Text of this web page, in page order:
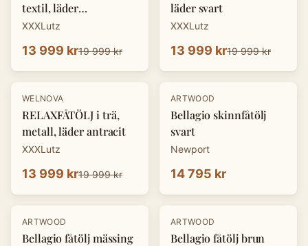
textil, läder
cognacfärgad
XXXLutz
13 999 kr19 999 kr
läder svart
XXXLutz
13 999 kr19 999 kr
-30 %
WELNOVA
RELAXFÅTÖLJ i trä,
metall, läder antracit
XXXLutz
13 999 kr19 999 kr
ARTWOOD
Bellagio skinnfåtölj
svart
Newport
14 795 kr
ARTWOOD
Bellagio fåtölj mässing
ARTWOOD
Bellagio fåtölj brun